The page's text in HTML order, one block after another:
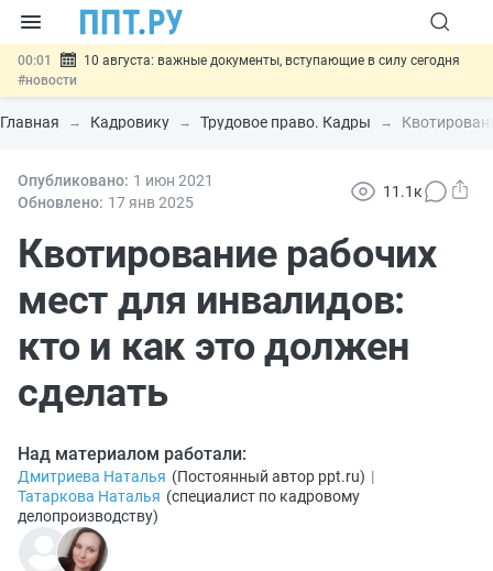
00:01
10 августа: важные документы, вступающие в силу сегодня
#новости
07.08 Подписан закон о блокировке продажи опасных товаров через
«Честный знак»#новости
07.08 Госпошлину за устранение ошибок в документах предлагают
отменить#новости
отношений
Главная Кадровику Трудовое право. Кадры
Опубликовано: 1 июн 2021
Обновлено: 17 янв2025
11.1к
Квотирование рабочих
мест для инвалидов:
кто и как это должен
сделать
Над материалом работали:
Дмитриева Наталья (Постоянный автор ppt.ru) |
Татаркова Наталья (специалист по кадровому
делопроизводству)